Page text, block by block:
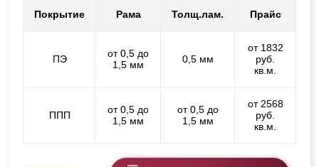
Покрытие Рама Толщ.лам. Прайс
ПЭ
от 0,5 до
1,5 мм
0,5 мм
от 1832
руб.
кв.м.
ППП
от 0,5 до
1,5 мм
от 0,5 до
1,5 мм
от 2568
руб.
кв.м.